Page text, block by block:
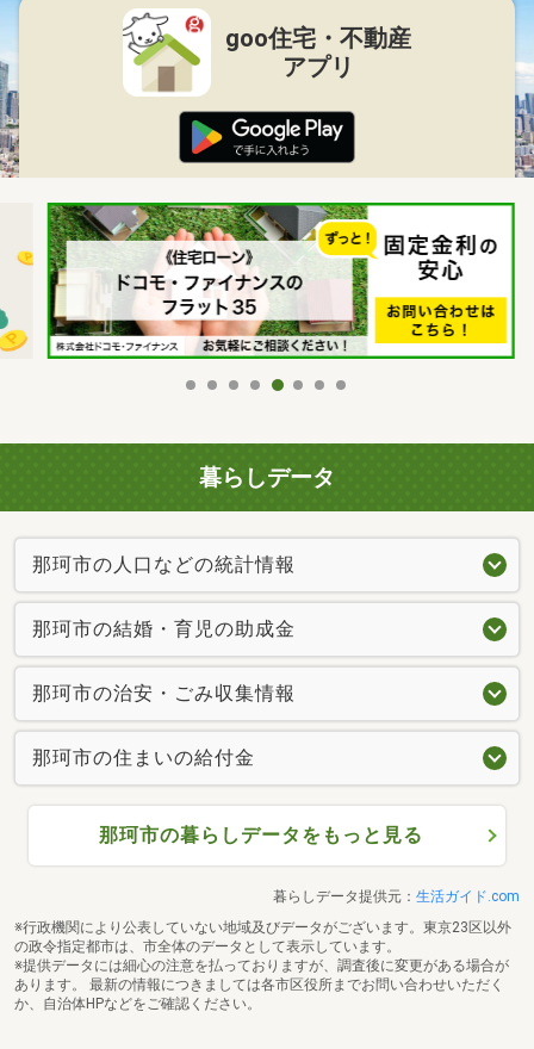
goo住宅・不動産
アプリ
暮らしデータ
那珂市の人口などの統計情報
那珂市の結婚・育児の助成金
那珂市の治安・ごみ収集情報
那珂市の住まいの給付金
那珂市の暮らしデータをもっと見る
暮らしデータ提供元： 生活ガイド.com
※行政機関により公表していない地域及びデータがございます。東京23区以外
の政令指定都市は、市全体のデータとして表示しています。
※提供データには細心の注意を払っておりますが、調査後に変更がある場合が
あります。 最新の情報につきましては各市区役所までお問い合わせいただく
か、自治体HPなどをご確認ください。